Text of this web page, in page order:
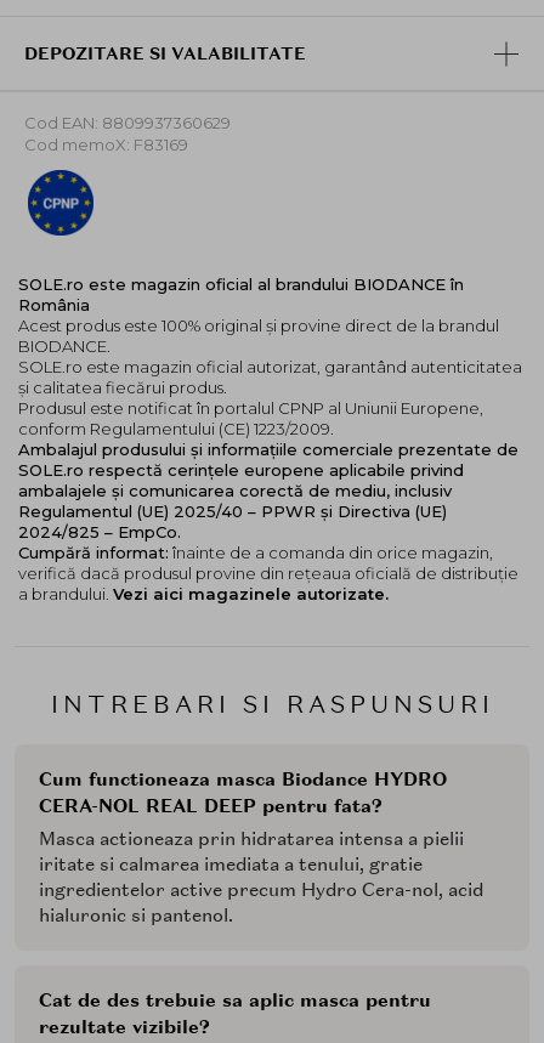
INTREBARI SI RASPUNSURI
Cum functioneaza masca Biodance HYDRO
CERA-NOL REAL DEEP pentru fata?
Masca actioneaza prin hidratarea intensa a pielii
iritate si calmarea imediata a tenului, gratie
ingredientelor active precum Hydro Cera-nol, acid
hialuronic si pantenol.
Cat de des trebuie sa aplic masca pentru
rezultate vizibile?
calma pielea iritata si pentru a-i reda un aspect
DEPOZITARE SI VALABILITATE
Cod EAN: 8809937360629
Cod memoX: F83169
SOLE.ro este magazin oficial al brandului BIODANCE în
România
Acest produs este 100% original și provine direct de la brandul
BIODANCE.
SOLE.ro este magazin oficial autorizat, garantând autenticitatea
și calitatea fiecărui produs.
Produsul este notificat în portalul CPNP al Uniunii Europene,
conform Regulamentului (CE) 1223/2009.
Ambalajul produsului și informațiile comerciale prezentate de
SOLE.ro respectă cerințele europene aplicabile privind
ambalajele și comunicarea corectă de mediu, inclusiv
Regulamentul (UE) 2025/40 – PPWR și Directiva (UE)
2024/825 – EmpCo.
Cumpără informat: înainte de a comanda din orice magazin,
verifică dacă produsul provine din rețeaua oficială de distribuție
a brandului. Vezi aici magazinele autorizate.